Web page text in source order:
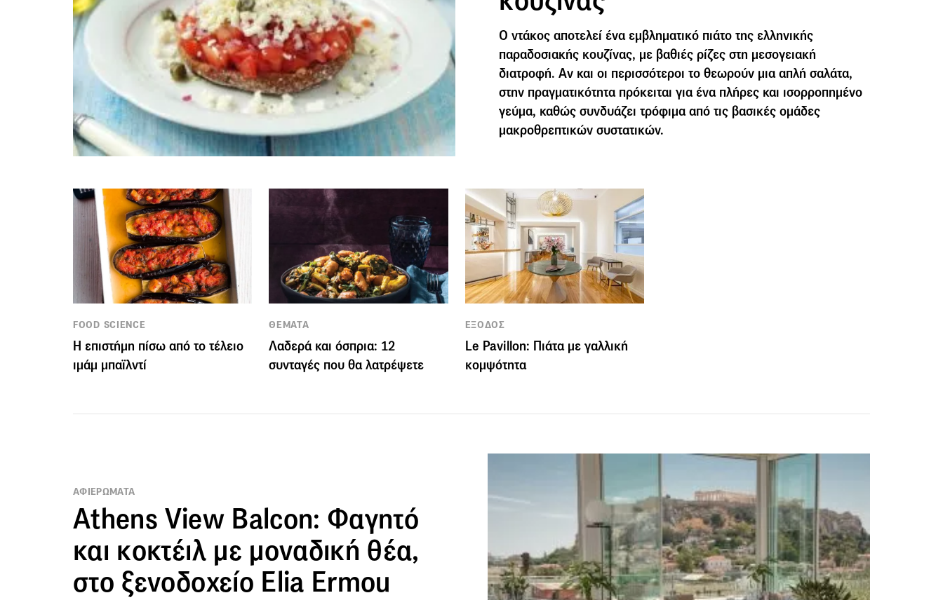
Ο ντάκος αποτελεί ένα εμβληματικό πιάτο της ελληνικής
παραδοσιακής κουζίνας, με βαθιές ρίζες στη μεσογειακή
διατροφή. Αν και οι περισσότεροι το θεωρούν μια απλή σαλάτα,
στην πραγματικότητα πρόκειται για ένα πλήρες και ισορροπημένο
γεύμα, καθώς συνδυάζει τρόφιμα από τις βασικές ομάδες
μακροθρεπτικών συστατικών.
FOOD SCIENCE
Η επιστήμη πίσω από το τέλειο
ιμάμ μπαϊλντί
ΘΕΜΑΤΑ
Λαδερά και όσπρια: 12
συνταγές που θα λατρέψετε
ΕΞΟΔΟΣ
Le Pavillon: Πιάτα με γαλλική
κομψότητα
ΑΦΙΕΡΩΜΑΤΑ
Athens View Balcon: Φαγητό
και κοκτέιλ με μοναδική θέα,
στο ξενοδοχείο Elia Ermou